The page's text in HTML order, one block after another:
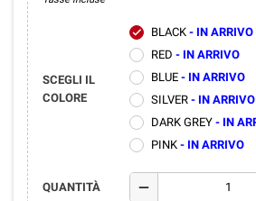
SCEGLI IL
COLORE
check BLACK- IN ARRIVO
RED - IN ARRIVO
BLUE- IN ARRIVO
SILVER- IN ARRIVO
DARK GREY- IN
PINK- IN ARRIVO
QUANTITÀ remove